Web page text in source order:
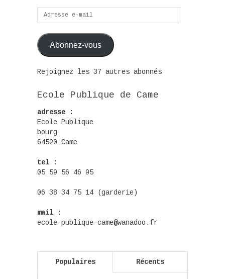
Adresse
e-
mail
Abonnez-vous
Rejoignez les 37 autres abonnés
Ecole Publique de Came
adresse :
Ecole Publique
bourg
64520 Came
tel :
05 59 56 46 95
06 38 34 75 14 (garderie)
mail :
ecole-publique-came@wanadoo.fr
Populaires Récents